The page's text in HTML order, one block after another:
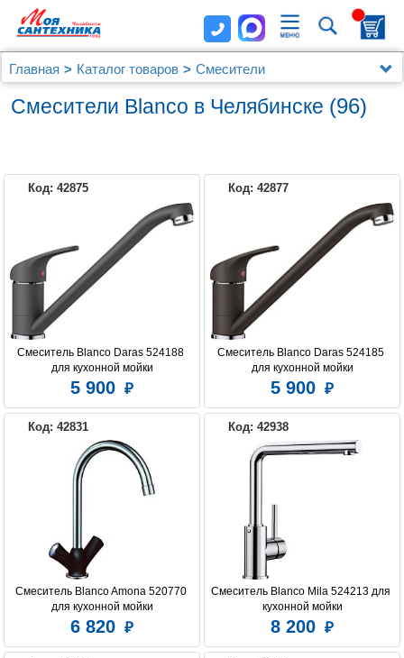
Главная Каталог товаров
Смесители
Смесители Blanco
Смесители Blanco в Челябинске (96)
Код: 42875
Смеситель Blanco Daras 524188
для кухонной мойки
5 900
Код: 42877
Смеситель Blanco Daras 524185
для кухонной мойки
5 900
Код: 42831
Смеситель Blanco Amona 520770
для кухонной мойки
6 820
Код: 42938
Смеситель Blanco Mila 524213 для
кухонной мойки
8 200